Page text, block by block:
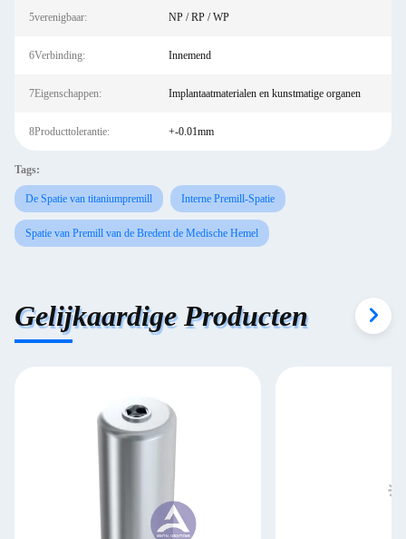
5verenigbaar: NP / RP / WP
6Verbinding: Innemend
7Eigenschappen: Implantaatmaterialen en kunstmatige organen
8Producttolerantie: +-0.01mm
Tags:
De Spatie van titaniumpremill Interne Premill-Spatie
Spatie van Premill van de Bredent de Medische Hemel
Gelijkaardige Producten